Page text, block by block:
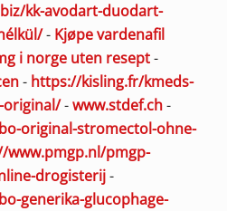
kk-avodart-duodart-
- Kjøpe vardenafil
i norge uten resept-
- https://kisling.fr/kmeds-
original/-www.stdef.ch-
original-stromectol-ohne-
www.pmgp.nl/pmgp-
drogisterij-
generika-glucophage-